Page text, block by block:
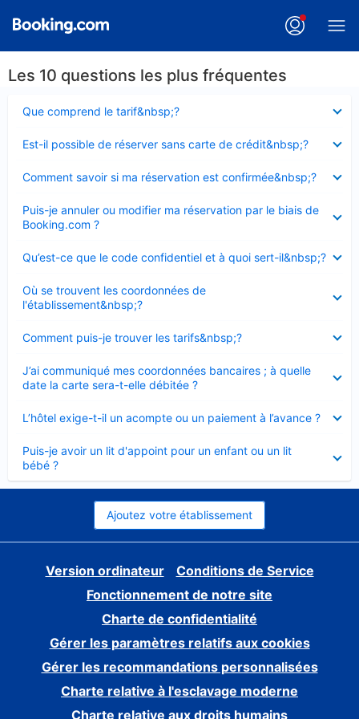
Les 10 questions les plus fréquentes
Que comprend le tarif&nbsp;?
fermé
Est-il possible de réserver sans carte de crédit&nbsp;?
fermé
Comment savoir si ma réservation est confirmée&nbsp;?
fermé
Puis-je annuler ou modifier ma réservation par le biais de
Booking.com ?
fermé
Qu’est-ce que le code confidentiel et à quoi sert-il&nbsp;?
fermé
Où se trouvent les coordonnées de
l'établissement&nbsp;?
fermé
Comment puis-je trouver les tarifs&nbsp;?
fermé
J’ai communiqué mes coordonnées bancaires ; à quelle
date la carte sera-t-elle débitée ?
fermé
L’hôtel exige-t-il un acompte ou un paiement à l’avance ?
fermé
Puis-je avoir un lit d'appoint pour un enfant ou un lit
bébé ?
fermé
Ajoutez votre établissement
Version ordinateur
Conditions de Service
Fonctionnement de notre site
Charte de confidentialité
Gérer les paramètres relatifs aux cookies
Gérer les recommandations personnalisées
Charte relative à l'esclavage moderne
Charte relative aux droits humains